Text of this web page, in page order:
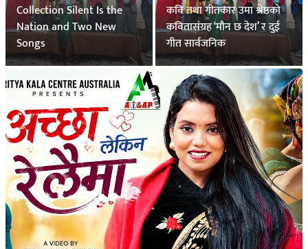
Collection Silent Is the
Nation and Two New
Songs
कवि तथा गीतकार उमा श्रेष्ठको
कवितासंग्रह ‘मौन छ देश’ र दुई
गीत सार्वजनिक